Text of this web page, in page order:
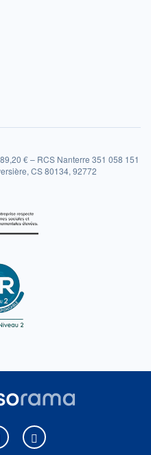
€ – RCS Nanterre 351 058 151
CS 80134, 92772
sur Facebook
Boursorama sur XBoursorama sur